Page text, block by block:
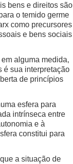
bens e direitos são
o temido germe
como precursores
e bens sociais
alguma medida,
é sua interpretação
de princípios
esfera para
intrínseca entre
e à
constitui para
a situação de